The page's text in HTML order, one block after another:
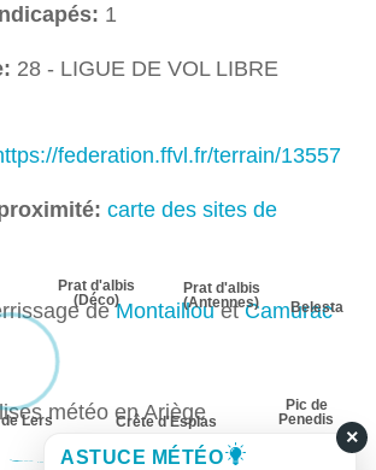
1
28 - LIGUE DE VOL LIBRE
federation.ffvl.fr/terrain/13557
carte des sites de
deMontaillouetCamurac
Prat d'albis
(Déco)
Prat d'albis
(Antennes)
Belesta
Lers Crête d'Esplas
Pic de
Penedis
×
ASTUCE MÉTÉO